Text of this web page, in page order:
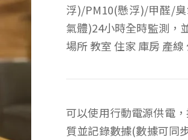
浮)/PM10(懸浮)/甲醛/
氣體)24小時全時監測，
場所 教室 住家 庫房 產
可以使用行動電源供電
質並記錄數據(數據可同